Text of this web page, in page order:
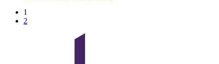
1
2